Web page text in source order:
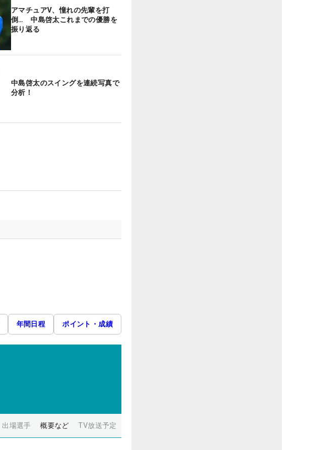
アマチュアV、憧れの先輩を打
倒… 中島啓太これまでの優勝を
振り返る
中島啓太のスイングを連続写真で
分析！
年間日程 ポイント・成績
出場選手 概要など TV放送予定